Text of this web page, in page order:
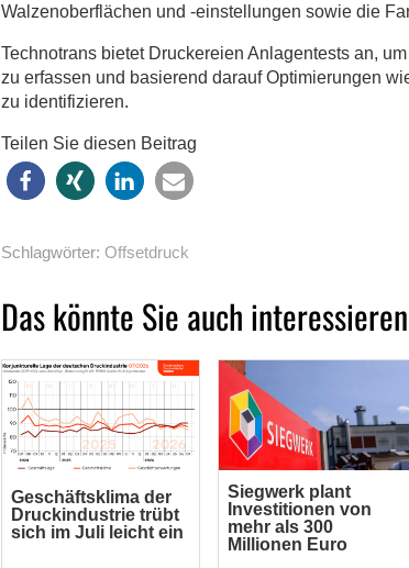
Walzenoberflächen und -einstellungen sowie die
Technotrans bietet Druckereien Anlagentests an,
zu erfassen und basierend darauf Optimierungen
zu identifizieren.
Teilen Sie diesen Beitrag
Schlagwörter: Offsetdruck
Das könnte Sie auch interessieren
Geschäftsklima der
Druckindustrie trübt
sich im Juli leicht ein
Siegwerk plant
Investitionen von
mehr als 300
Millionen Euro